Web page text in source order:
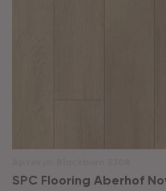
SPC Flooring Aberhof